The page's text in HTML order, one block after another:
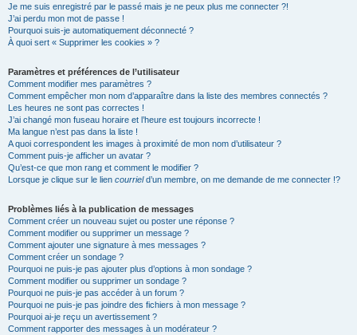
Je me suis enregistré par le passé mais je ne peux plus me connecter ?!
J’ai perdu mon mot de passe !
Pourquoi suis-je automatiquement déconnecté ?
À quoi sert « Supprimer les cookies » ?
Paramètres et préférences de l’utilisateur
Comment modifier mes paramètres ?
Comment empêcher mon nom d’apparaître dans la liste des membres connectés ?
Les heures ne sont pas correctes !
J’ai changé mon fuseau horaire et l’heure est toujours incorrecte !
Ma langue n’est pas dans la liste !
A quoi correspondent les images à proximité de mon nom d’utilisateur ?
Comment puis-je afficher un avatar ?
Qu’est-ce que mon rang et comment le modifier ?
Lorsque je clique sur le lien courrield’un membre, on me demande de me connecter !?
Problèmes liés à la publication de messages
Comment créer un nouveau sujet ou poster une réponse ?
Comment modifier ou supprimer un message ?
Comment ajouter une signature à mes messages ?
Comment créer un sondage ?
Pourquoi ne puis-je pas ajouter plus d’options à mon sondage ?
Comment modifier ou supprimer un sondage ?
Pourquoi ne puis-je pas accéder à un forum ?
Pourquoi ne puis-je pas joindre des fichiers à mon message ?
Pourquoi ai-je reçu un avertissement ?
Comment rapporter des messages à un modérateur ?